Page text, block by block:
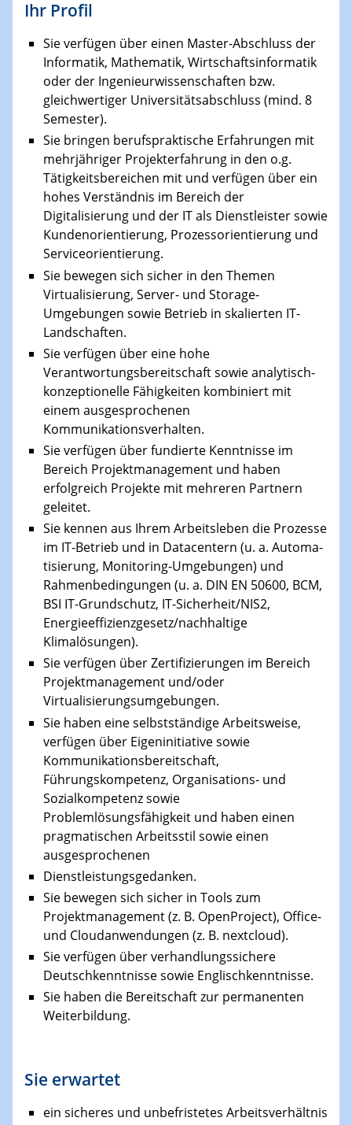
Ihr Profil
Sie verfügen über einen Master-Abschluss der
Informatik, Mathematik, Wirtschaftsinformatik
oder der Ingenieurwissenschaften bzw.
gleichwertiger Universitätsabschluss (mind. 8
Semester).
Sie bringen berufspraktische Erfahrungen mit
mehrjähriger Projekterfahrung in den o.g.
Tätigkeitsbereichen mit und verfügen über ein
hohes Verständnis im Bereich der
Digitalisierung und der IT als Dienstleister sowie
Kundenorientierung, Prozessorientierung und
Serviceorientierung.
Sie bewegen sich sicher in den Themen
Virtualisierung, Server- und Storage-
Umgebungen sowie Betrieb in skalierten IT-
Landschaften.
Sie verfügen über eine hohe
Verantwortungsbereitschaft sowie analytisch-
konzeptionelle Fähigkeiten kombiniert mit
einem ausgesprochenen
Kommunikationsverhalten.
Sie verfügen über fundierte Kenntnisse im
Bereich Projektmanagement und haben
erfolgreich Projekte mit mehreren Partnern
geleitet.
Sie kennen aus Ihrem Arbeitsleben die Prozesse
im IT-Betrieb und in Datacentern (u. a. Automa­
tisierung, Monitoring-Umgebungen) und
Rahmenbedingungen (u. a. DIN EN 50600, BCM,
BSI IT-Grund­schutz, IT-Sicherheit/NIS2,
Energieeffizienzgesetz/nachhaltige
Klimalösungen).
Sie verfügen über Zertifizierungen im Bereich
Projektmanagement und/oder
Virtualisierungsumgebungen.
Sie haben eine selbstständige Arbeitsweise,
verfügen über Eigeninitiative sowie
Kommunikationsbereitschaft,
Führungskompetenz, Organisations- und
Sozialkompetenz sowie
Problemlösungsfähigkeit und haben einen
pragmatischen Arbeitsstil sowie einen
ausgesprochenen
Dienstleistungsgedanken.
Sie bewegen sich sicher in Tools zum
Projektmanagement (z. B. OpenProject), Office-
und Cloudanwendungen (z. B. nextcloud).
Sie verfügen über verhandlungssichere
Deutschkenntnisse sowie Englischkenntnisse.
Sie haben die Bereitschaft zur permanenten
Weiterbildung.
Sie erwartet
ein sicheres und unbefristetes Arbeitsverhältnis